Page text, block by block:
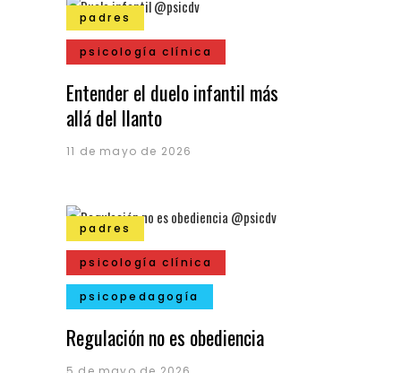
padres
psicología clínica
Entender el duelo infantil más
allá del llanto
11 de mayo de 2026
padres
psicología clínica
psicopedagogía
Regulación no es obediencia